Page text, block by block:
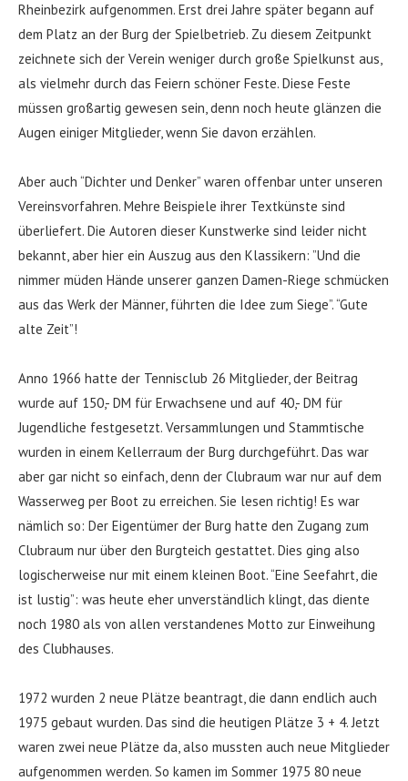
Rheinbezirk aufgenommen. Erst drei Jahre später begann auf
dem Platz an der Burg der Spielbetrieb. Zu diesem Zeitpunkt
zeichnete sich der Verein weniger durch große Spielkunst aus,
als vielmehr durch das Feiern schöner Feste. Diese Feste
müssen großartig gewesen sein, denn noch heute glänzen die
Augen einiger Mitglieder, wenn Sie davon erzählen.
Aber auch “Dichter und Denker” waren offenbar unter unseren
Vereinsvorfahren. Mehre Beispiele ihrer Textkünste sind
überliefert. Die Autoren dieser Kunstwerke sind leider nicht
bekannt, aber hier ein Auszug aus den Klassikern: ”Und die
nimmer müden Hände unserer ganzen Damen-Riege schmücken
aus das Werk der Männer, führten die Idee zum Siege”. “Gute
alte Zeit”!
Anno 1966 hatte der Tennisclub 26 Mitglieder, der Beitrag
wurde auf 150,- DM für Erwachsene und auf 40,- DM für
Jugendliche festgesetzt. Versammlungen und Stammtische
wurden in einem Kellerraum der Burg durchgeführt. Das war
aber gar nicht so einfach, denn der Clubraum war nur auf dem
Wasserweg per Boot zu erreichen. Sie lesen richtig! Es war
nämlich so: Der Eigentümer der Burg hatte den Zugang zum
Clubraum nur über den Burgteich gestattet. Dies ging also
logischerweise nur mit einem kleinen Boot. “Eine Seefahrt, die
ist lustig”: was heute eher unverständlich klingt, das diente
noch 1980 als von allen verstandenes Motto zur Einweihung
des Clubhauses.
1972 wurden 2 neue Plätze beantragt, die dann endlich auch
1975 gebaut wurden. Das sind die heutigen Plätze 3 + 4. Jetzt
waren zwei neue Plätze da, also mussten auch neue Mitglieder
aufgenommen werden. So kamen im Sommer 1975 80 neue